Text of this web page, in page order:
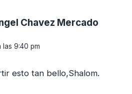
Chavez Mercado
las 9:40 pm
esto tan bello,Shalom.